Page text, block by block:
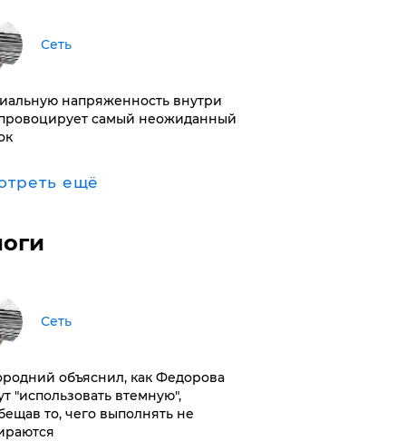
Сеть
напряженность внутри
самый неожиданный
ещё
Сеть
объяснил, как Федорова
"использовать втемную",
то, чего выполнять не